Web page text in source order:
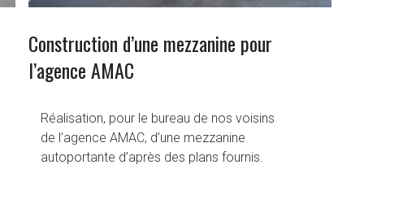
Construction d’une mezzanine pour
l’agence AMAC
Réalisation, pour le bureau de nos voisins
de l’agence AMAC, d’une mezzanine
autoportante d’après des plans fournis.